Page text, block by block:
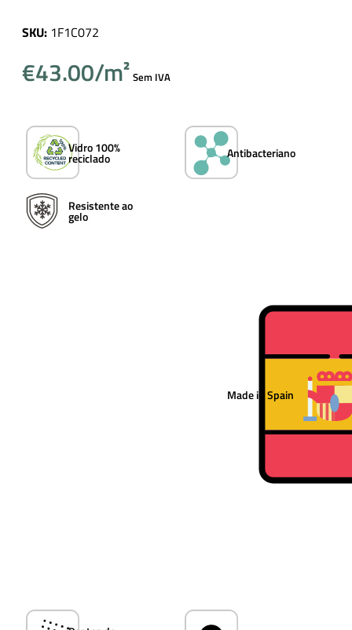
SKU: 1F1C072
€43.00 Sem IVA
Vidro 100%
reciclado Antibacteriano
Resistente ao
gelo
Made in Spain